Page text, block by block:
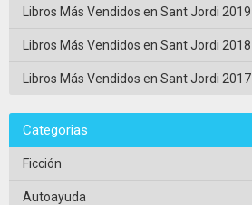
Libros Más Vendidos en Sant Jordi 2019
Libros Más Vendidos en Sant Jordi 2018
Libros Más Vendidos en Sant Jordi 2017
Categorias
Ficción
Autoayuda